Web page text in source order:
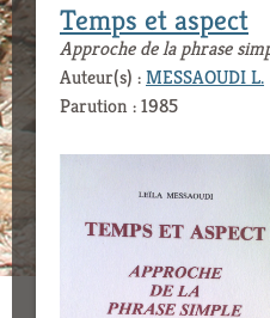
Temps et aspect
Approche de la phrase
Auteur(s) :MESSAOUDI L.
Parution : 1985